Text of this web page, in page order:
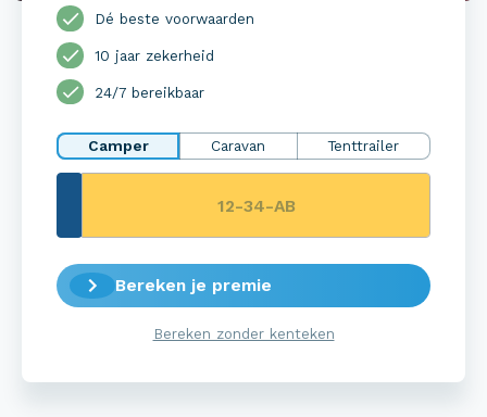
Dé beste voorwaarden
10 jaar zekerheid
24/7 bereikbaar
Camper Caravan Tenttrailer
Bereken je premie
Bereken zonder kenteken